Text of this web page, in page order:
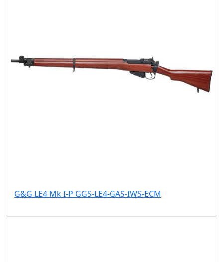
G&G LE4 Mk I-P GGS-LE4-GAS-IWS-ECM